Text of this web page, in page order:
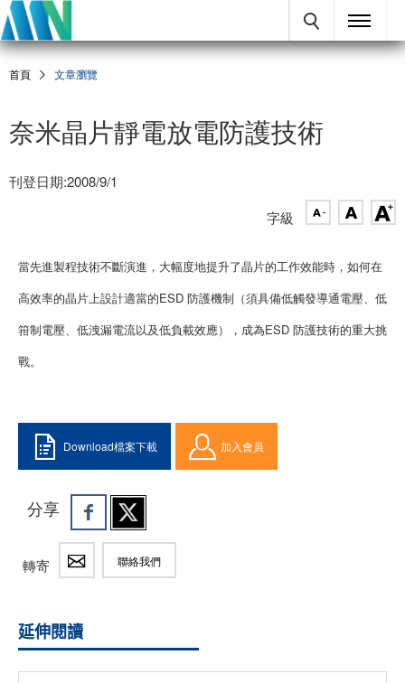
首頁 文章瀏覽
奈米晶片靜電放電防護技術
刊登日期:2008/9/1
字級
當先進製程技術不斷演進，大幅度地提升了晶片的工作效能時，如何在
高效率的晶片上設計適當的ESD 防護機制（須具備低觸發導通電壓、低
箝制電壓、低洩漏電流以及低負載效應），成為ESD 防護技術的重大挑
戰。
Download檔案下載 加入會員
分享
轉寄 聯絡我們
延伸閱讀